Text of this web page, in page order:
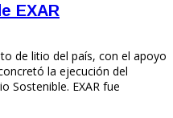
EXAR
de litio del país, con el apoyo
la ejecución del
Sostenible. EXAR fue